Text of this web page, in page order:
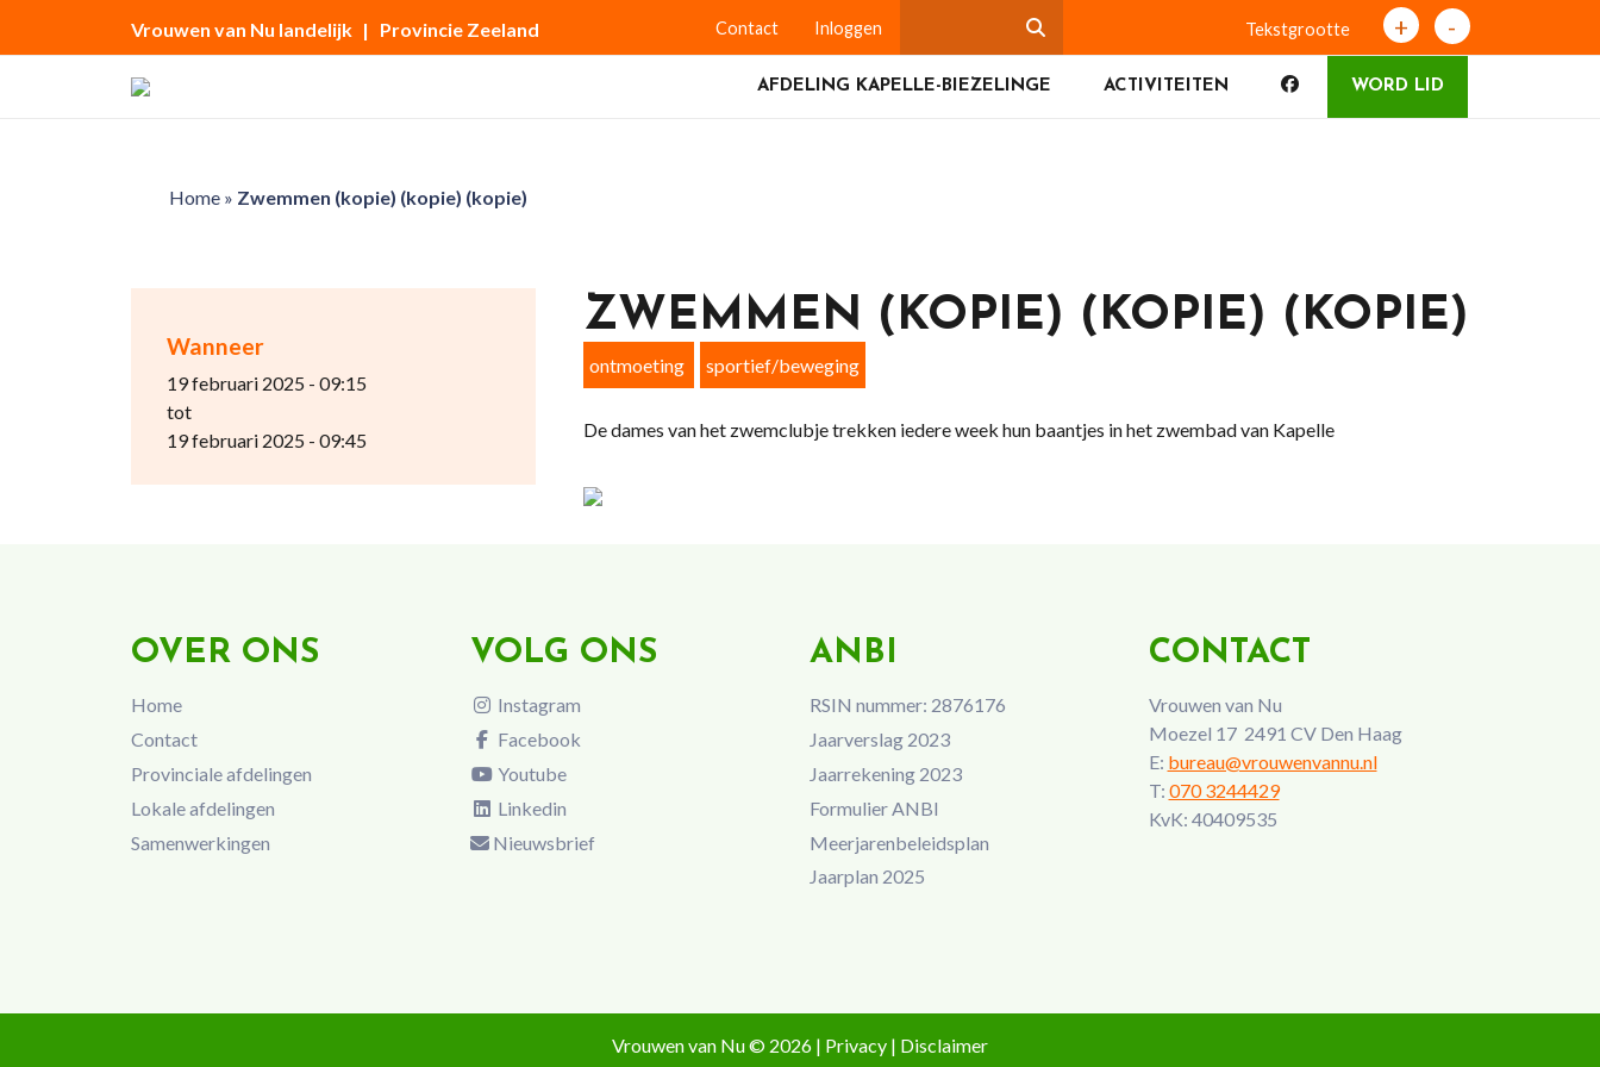
Vrouwen van Nu landelijk | Provincie Zeeland Contact Inloggen Tekstgrootte + -
AFDELING KAPELLE-BIEZELINGE ACTIVITEITEN WORD LID
Home» Zwemmen (kopie) (kopie) (kopie)
Wanneer
19 februari 2025 - 09:15
tot
19 februari 2025 - 09:45
ZWEMMEN (KOPIE) (KOPIE) (KOPIE)
ontmoeting sportief/beweging
De dames van het zwemclubje trekken iedere week hun baantjes in het zwembad van Kapelle
OVER ONS
Home
Contact
Provinciale afdelingen
Lokale afdelingen
Samenwerkingen
VOLG ONS
Instagram
Facebook
Youtube
Linkedin
Nieuwsbrief
ANBI
RSIN nummer: 2876176
Jaarverslag 2023
Jaarrekening 2023
Formulier ANBI
Meerjarenbeleidsplan
Jaarplan 2025
CONTACT
Vrouwen van Nu
Moezel 17 2491 CV Den Haag
E: bureau@vrouwenvannu.nl
T: 070 3244429
KvK: 40409535
Vrouwen van Nu © 2026 | Privacy | Disclaimer